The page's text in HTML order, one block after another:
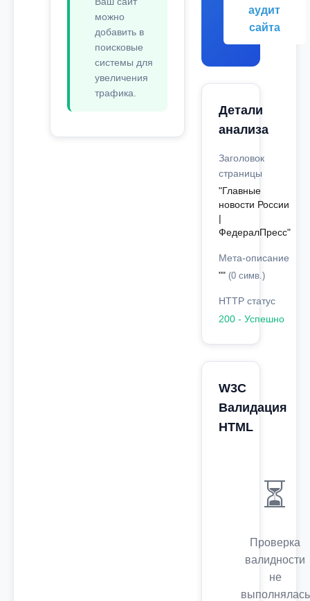
можно
добавить в
поисковые
системы для
увеличения
трафика.
аудит
сайта
Детали
анализа
Заголовок
страницы
"Главные
новости России
|
ФедералПресс"
Мета-описание
"" (0 симв.)
HTTP статус
200 - Успешно
W3C
Валидация
HTML
⏳
Проверка
валидности
не
выполнялась